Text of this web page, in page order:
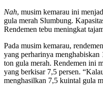
Nah, musim kemarau ini
gula merah Slumbung.
Rendemen tebu meningkat
Pada musim kemarau,
yang perharinya menghabiskan
ton gula merah. Rendemen ini
yang berkisar 7,5 persen.
menghasilkan 7,5 kuintal gula